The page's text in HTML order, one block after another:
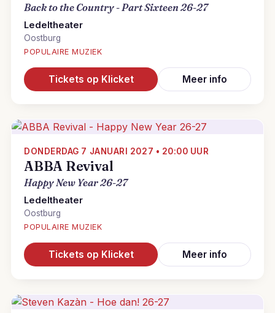
Back to the Country - Part Sixteen 26-27
Ledeltheater
Oostburg
POPULAIRE MUZIEK
Tickets op Klicket Meer info
DONDERDAG 7 JANUARI 2027 • 20:00 UUR
ABBA Revival
Happy New Year 26-27
Ledeltheater
Oostburg
POPULAIRE MUZIEK
Tickets op Klicket Meer info